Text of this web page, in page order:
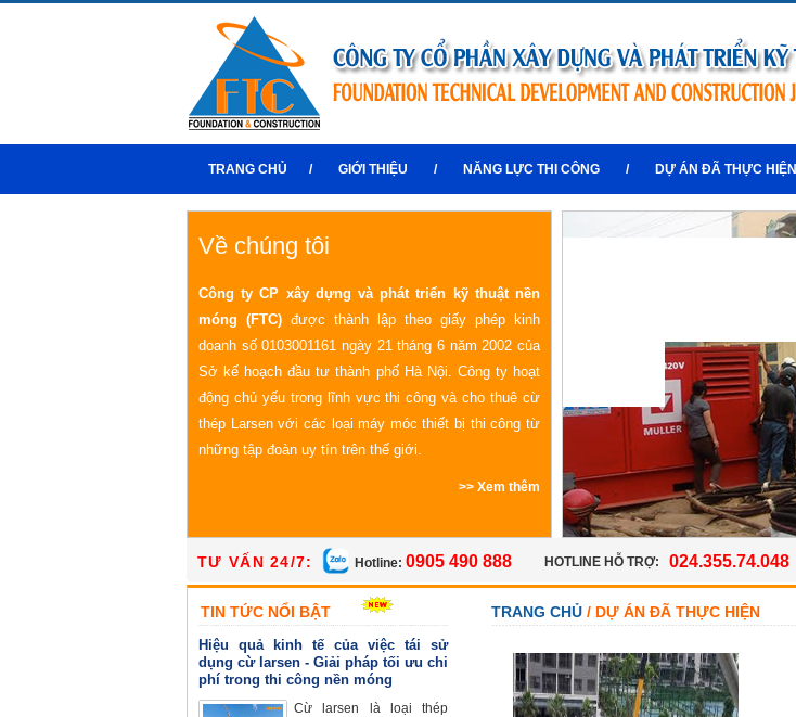
TRANG CHỦ / GIỚI THIỆU / NĂNG LỰC THI CÔNG / DỰ ÁN ĐÃ THỰC HIỆN
Về chúng tôi
Công ty CP xây dựng và phát triển kỹ thuật nền
móng (FTC) được thành lập theo giấy phép kinh
doanh số 0103001161 ngày 21 tháng 6 năm 2002 của
Sở kế hoạch đầu tư thành phố Hà Nội. Công ty hoạt
động chủ yếu trong lĩnh vực thi công và cho thuê cừ
thép Larsen với các loại máy móc thiết bị thi công từ
những tập đoàn uy tín trên thế giới.
>> Xem thêm
TƯ VẤN 24/7: Hotline: 0905 490 888 HOTLINE HỖ TRỢ: 024.355.74.048
TIN TỨC NỔI BẬT
Hiệu quả kinh tế của việc tái sử
dụng cừ larsen - Giải pháp tối ưu chi
phí trong thi công nền móng
Cừ larsen là loại thép
TRANG CHỦ / DỰ ÁN ĐÃ THỰC HIỆN